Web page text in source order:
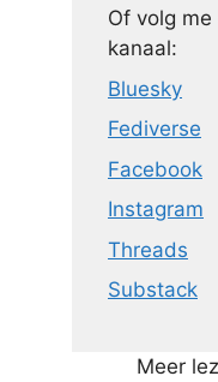
Of volg
kanaal:
Bluesky
Fediverse
Facebook
Instagram
Threads
Substack
Meer